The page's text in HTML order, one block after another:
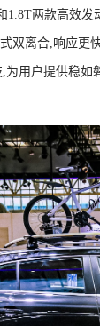
1.8T两款高效
双离合,响应更
用户提供稳如